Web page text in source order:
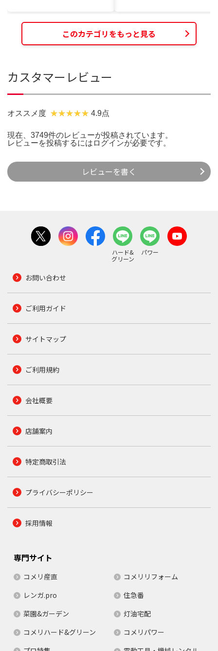
このカテゴリをもっと見る
カスタマーレビュー
オススメ度 4.9点
現在、3749件のレビューが投稿されています。
レビューを投稿するには ログインが必要です。
レビューを書く
ハード&
グリーン
パワー
お問い合わせ
ご利用ガイド
サイトマップ
ご利用規約
会社概要
店舗案内
特定商取引法
プライバシーポリシー
採用情報
専門サイト
コメリ産直
コメリリフォーム
レンガ.pro
住急番
菜園&ガーデン
灯油宅配
コメリハード&グリーン
コメリパワー